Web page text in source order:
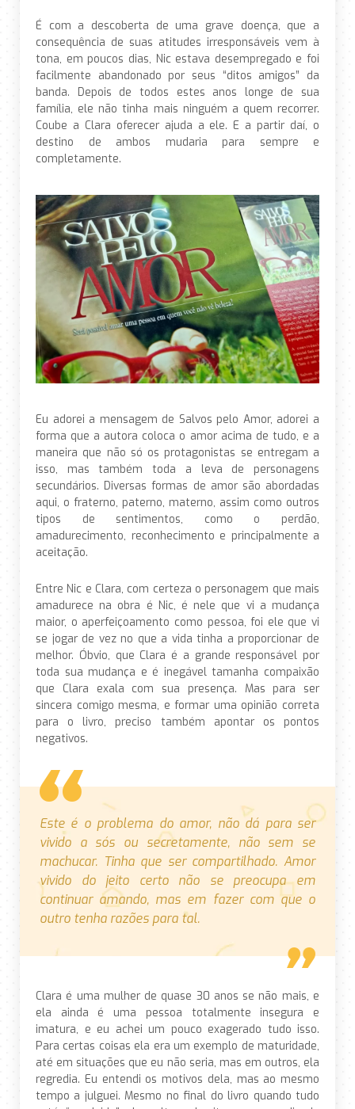
É com a descoberta de uma grave doença, que a
consequência de suas atitudes irresponsáveis vem à
tona, em poucos dias, Nic estava desempregado e foi
facilmente abandonado por seus “ditos amigos” da
banda. Depois de todos estes anos longe de sua
família, ele não tinha mais ninguém a quem recorrer.
Coube a Clara oferecer ajuda a ele. E a partir daí, o
destino de ambos mudaria para sempre e
completamente.
Eu adorei a mensagem de Salvos pelo Amor, adorei a
forma que a autora coloca o amor acima de tudo, e a
maneira que não só os protagonistas se entregam a
isso, mas também toda a leva de personagens
secundários. Diversas formas de amor são abordadas
aqui, o fraterno, paterno, materno, assim como outros
tipos de sentimentos, como o perdão,
amadurecimento, reconhecimento e principalmente a
aceitação.
Entre Nic e Clara, com certeza o personagem que mais
amadurece na obra é Nic, é nele que vi a mudança
maior, o aperfeiçoamento como pessoa, foi ele que vi
se jogar de vez no que a vida tinha a proporcionar de
melhor. Óbvio, que Clara é a grande responsável por
toda sua mudança e é inegável tamanha compaixão
que Clara exala com sua presença. Mas para ser
sincera comigo mesma, e formar uma opinião correta
para o livro, preciso também apontar os pontos
negativos.
Este é o problema do amor, não dá para ser
vivido a sós ou secretamente, não sem se
machucar. Tinha que ser compartilhado. Amor
vivido do jeito certo não se preocupa em
continuar amando, mas em fazer com que o
outro tenha razões para tal.
Clara é uma mulher de quase 30 anos se não mais, e
ela ainda é uma pessoa totalmente insegura e
imatura, e eu achei um pouco exagerado tudo isso.
Para certas coisas ela era um exemplo de maturidade,
até em situações que eu não seria, mas em outros, ela
regredia. Eu entendi os motivos dela, mas ao mesmo
tempo a julguei. Mesmo no final do livro quando tudo